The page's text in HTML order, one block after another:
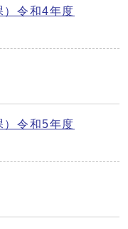
）令和4年度
）令和5年度